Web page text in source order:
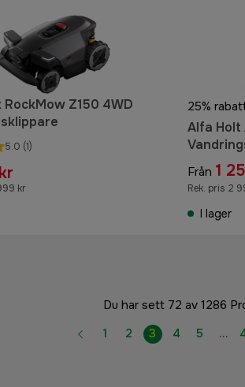
RockMow Z150 4WD
5.0 (1)
kr
25%
Alfa Holt
Från 1
Rek. pris 2
I lager
Du har sett 72 av 1286
1
2 3 4 5 …